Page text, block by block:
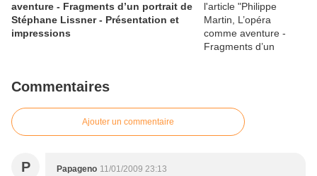
aventure - Fragments d’un portrait de
Stéphane Lissner - Présentation et
impressions
Commentaires
Ajouter un commentaire
P Papageno 11/01/2009 23:13